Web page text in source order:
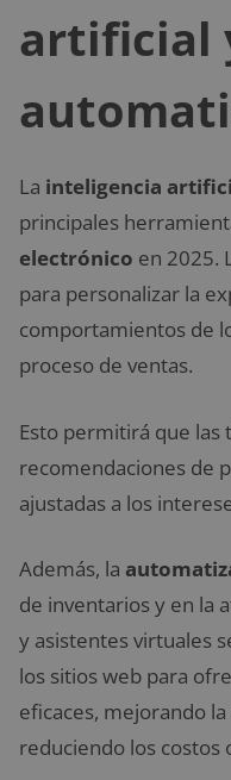
artificial
La inteligencia
principales
electrónico en 2025.
para personalizar la
comportamientos de
proceso de ventas.
Esto permitirá que las
recomendaciones de
ajustadas a los
Además, la
de inventarios y en la
y asistentes virtuales
los sitios web para
eficaces, mejorando
reduciendo los costos